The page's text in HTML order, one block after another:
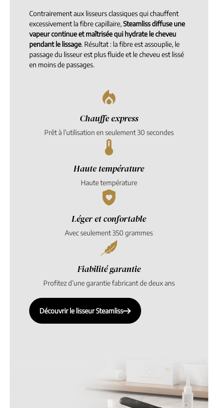
Contrairement aux lisseurs classiques qui chauffent
excessivement la fibre capillaire, Steamliss diffuse une
vapeur continue et maîtrisée qui hydrate le cheveu
pendant le lissage. Résultat : la fibre est assouplie, le
passage du lisseur est plus fluide et le cheveu est lissé
en moins de passages.
Chauffe express
Prêt à l’utilisation en seulement 30 secondes
Haute température
Haute température
Léger et confortable
Avec seulement 350 grammes
Fiabilité garantie
Profitez d’une garantie fabricant de deux ans
Découvrir le lisseur Steamliss